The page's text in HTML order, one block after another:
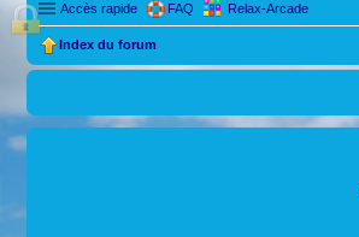
Accès rapide FAQ Relax-Arcade
Index du forum